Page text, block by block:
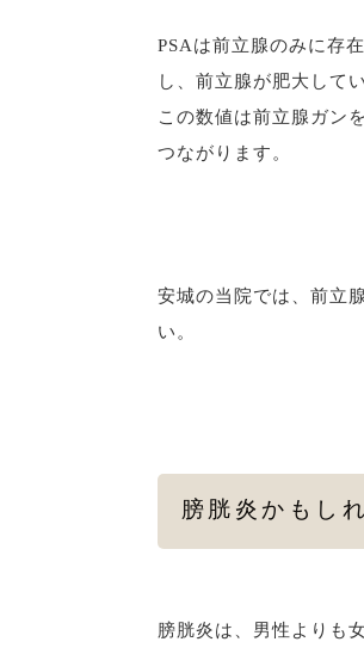
PSAは前立腺のみに存
し、前立腺が肥大して
この数値は前立腺ガン
つながります。
安城の当院では、前立
い。
膀胱炎かもし
膀胱炎は、男性よりも